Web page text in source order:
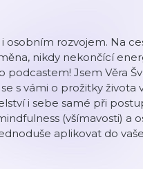
osobním rozvojem. Na
nikdy nekončící
Jsem Věra
s vámi o prožitky života
i sebe samé při
(všímavosti) a
aplikovat do